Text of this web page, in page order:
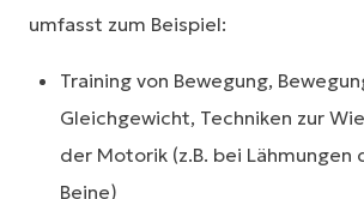
umfasst zum Beispiel:
Training von Bewegung,
Gleichgewicht, Techniken zur
der Motorik (z.B. bei Lähmungen
Beine)